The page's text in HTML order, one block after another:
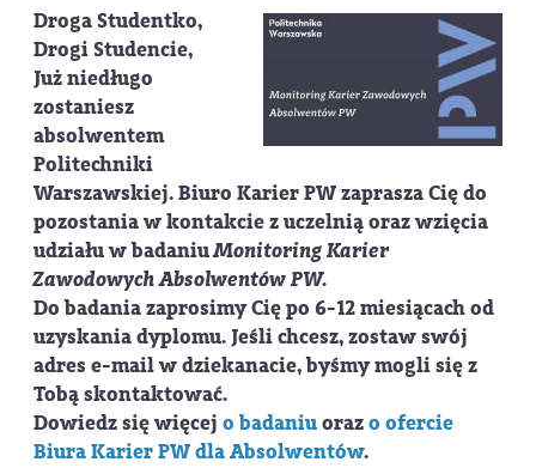
Droga Studentko,
Drogi Studencie,
Już niedługo
zostaniesz
absolwentem
Politechniki
Warszawskiej. Biuro Karier PW zaprasza Cię do
pozostania w kontakcie z uczelnią oraz wzięcia
udziału w badaniuMonitoring Karier
Zawodowych Absolwentów PW.
Do badania zaprosimy Cię po 6-12 miesiącach od
uzyskania dyplomu. Jeśli chcesz, zostaw swój
adres e-mail w dziekanacie, byśmy mogli się z
Tobą skontaktować.
Dowiedz się więcej o badaniuorazo ofercie
Biura Karier PW dla Absolwentów.